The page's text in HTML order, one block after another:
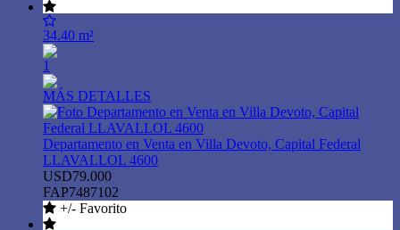
34.40 m²
1
MÁS DETALLES
Departamento en Venta en Villa Devoto, Capital Federal
LLAVALLOL 4600
USD79.000
FAP7487102
+/- Favorito